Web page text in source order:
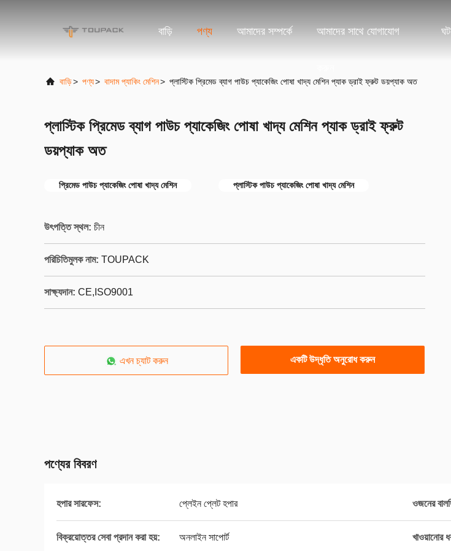
বাড়ি পণ্য আমাদের সম্পর্কে আমাদের সাথে যোগাযোগ
বাড়ি> পণ্য> বাদাম প্যাকিং মেশিন> প্লাস্টিক প্রিমেড ব্যাগ পাউচ প্যাকেজিং পোষা খাদ্য মেশিন প্যাক ড্রাই ফ্রুট ডয়প্যাক অত
প্লাস্টিক প্রিমেড ব্যাগ পাউচ প্যাকেজিং পোষা খাদ্য মেশিন প্যাক ড্রাই ফ্রুট
ডয়প্যাক অত
প্রিমেড পাউচ প্যাকেজিং পোষা খাদ্য মেশিন প্লাস্টিক পাউচ প্যাকেজিং পোষা খাদ্য মেশিন
উৎপত্তি স্থল: চীন
পরিচিতিমুলক নাম: TOUPACK
সাক্ষ্যদান: CE,ISO9001
এখন চ্যাট করুন একটি উদ্ধৃতি অনুরোধ করুন
পণ্যের বিবরণ
হপার সারফেস: প্লেইন প্লেট হপার ওজনের
বিক্রয়োত্তর সেবা প্রদান করা হয়: অনলাইন সাপোর্ট খাওয়ানোর